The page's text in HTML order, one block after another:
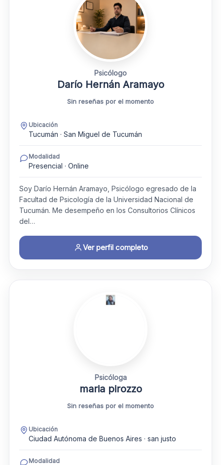
Psicólogo
Darío Hernán Aramayo
Sin reseñas por el momento
Ubicación
Tucumán · San Miguel de Tucumán
Modalidad
Presencial · Online
Soy Darío Hernán Aramayo, Psicólogo egresado de la
Facultad de Psicología de la Universidad Nacional de
Tucumán. Me desempeño en los Consultorios Clínicos
del…
Ver perfil completo
Psicóloga
maria pirozzo
Sin reseñas por el momento
Ubicación
Ciudad Autónoma de Buenos Aires · san justo
Modalidad